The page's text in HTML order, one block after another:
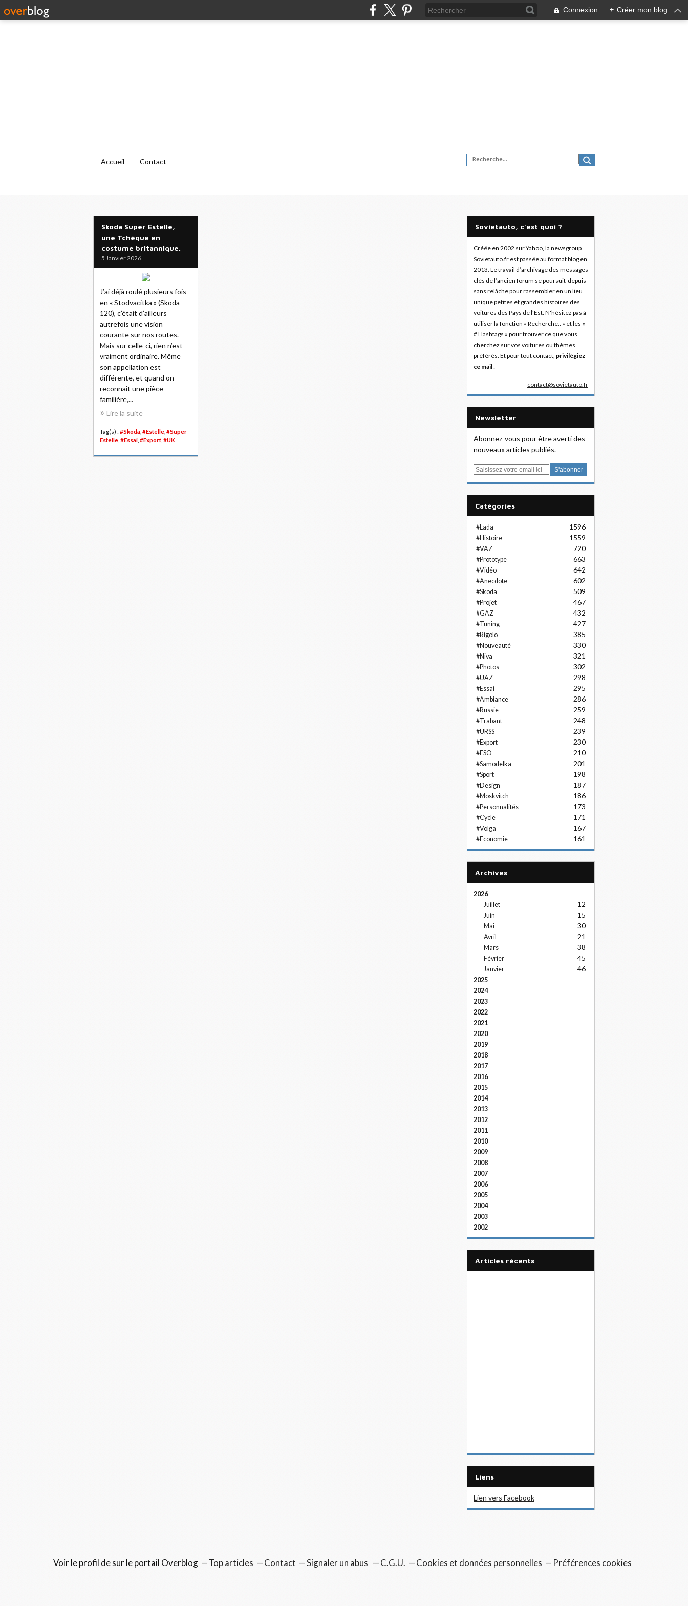
Connexion + Créer mon blog
Accueil Contact
Skoda Super Estelle,
une Tchèque en
costume britannique.
5 Janvier 2026
J’ai déjà roulé plusieurs fois
en « Stodvacitka » (Skoda
120), c’était d’ailleurs
autrefois une vision
courante sur nos routes.
Mais sur celle-ci, rien n’est
vraiment ordinaire. Même
son appellation est
différente, et quand on
reconnaît une pièce
familière,...
Lire la suite
Tag(s) : #Skoda #Estelle #Super
Estelle #Essai #Export #UK
Sovietauto, c'est quoi ?
Créée en 2002 sur Yahoo, la newsgroup
Sovietauto.fr est passée au format blog en
2013. Le travail d’archivage des messages
clés de l’ancien forum se poursuit depuis
sans relâche pour rassembler en un lieu
unique petites et grandes histoires des
voitures des Pays de l’Est. N'hésitez pas à
utiliser la fonction « Recherche.. » et les «
# Hashtags » pour trouver ce que vous
cherchez sur vos voitures ou thèmes
préférés. Et pour tout contact, privilégiez
ce mail:
contact@sovietauto.fr
Newsletter
Abonnez-vous pour être averti des
nouveaux articles publiés.
E
Catégories
#Lada 1596
#Histoire 1559
#VAZ 720
#Prototype 663
#Vidéo 642
#Anecdote 602
#Skoda 509
#Projet 467
#GAZ 432
#Tuning 427
#Rigolo 385
#Nouveauté 330
#Niva 321
#Photos 302
#UAZ 298
#Essai 295
#Ambiance 286
#Russie 259
#Trabant 248
#URSS 239
#Export 230
#FSO 210
#Samodelka 201
#Sport 198
#Design 187
#Moskvitch 186
#Personnalités 173
#Cycle 171
#Volga 167
#Economie 161
Archives
2026
Juillet
12
Juin 15
Mai 30
Avril 21
Mars 38
Février 45
Janvier 46
2025
2024
2023
2022
2021
2020
2019
2018
2017
2016
2015
2014
2013
2012
2011
2010
2009
2008
2007
2006
2005
2004
2003
2002
articles récents
Liens
Lien vers Facebook
Voir le profil desur le portail Overblog Top articles Contact Signaler un abus C.G.U. Cookies et données personnelles Préférences cookies